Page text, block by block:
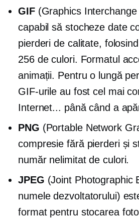
GIF(Graphics
capabil să stocheze date
pierderi de calitate,
256 de culori. Formatul
animații. Pentru o lungă
GIF-urile au fost cel mai
Internet... până când a
PNG (Portable Network
compresie fără pierderi și
număr nelimitat de culori.
JPEG (Joint Photographic
numele dezvoltatorului)
format pentru stocarea